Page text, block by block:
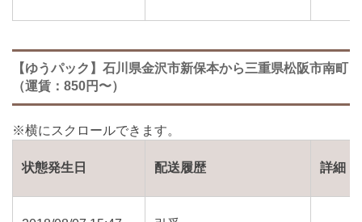
【ゆうパック】石川県金沢市新保本から三重県松阪市南町
（運賃：850円〜）
状態発生日 配送履歴 詳細